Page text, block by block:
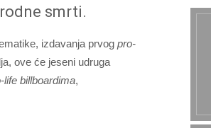
smrti.
izdavanja prvog pro-
ove će jeseni udruga
life billboardima,